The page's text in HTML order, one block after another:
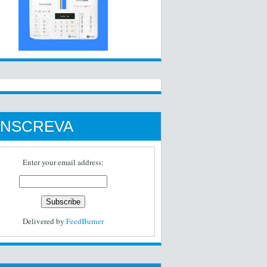
Enter your email address:
Delivered by FeedBurner